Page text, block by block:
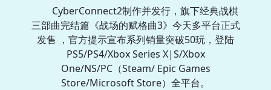
CyberConnect2制作并发行，旗下经典战棋
三部曲完结篇《战场的赋格曲3》今天多平台正式
发售 ，官方提示宣布系列销量突破50玩，登陆
PS5/PS4/Xbox Series X|S/Xbox
One/NS/PC（Steam/ Epic Games
Store/Microsoft Store）全平台。